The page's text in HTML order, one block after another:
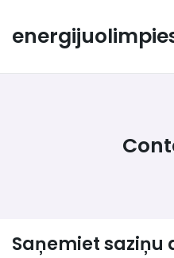
content
Saņemiet saziņu